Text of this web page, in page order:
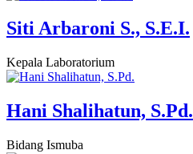
Siti Arbaroni S., S.E.I.
Kepala Laboratorium
Hani Shalihatun, S.Pd.
Bidang Ismuba